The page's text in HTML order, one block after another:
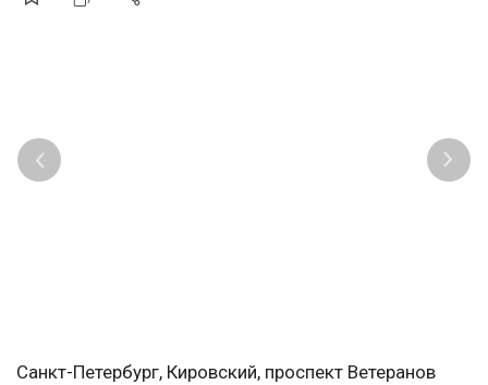
Санкт-Петербург, Кировский, проспект Ветеранов